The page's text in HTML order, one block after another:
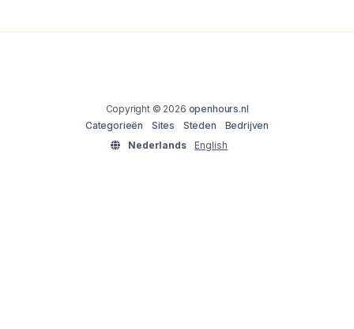
Copyright © 2026 openhours.nl
Categorieën
Sites Steden
Bedrijven
Nederlands
English